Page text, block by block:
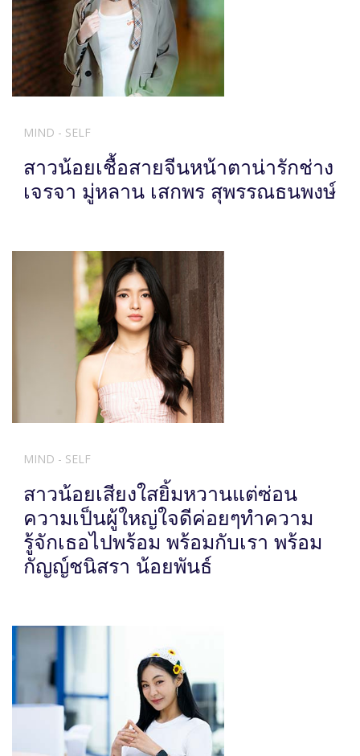
MIND - SELF
สาวน้อยเชื้อสายจีนหน้าตาน่ารักช่าง
เจรจา มู่หลาน เสกพร สุพรรณธนพงษ์
MIND - SELF
สาวน้อยเสียงใสยิ้มหวานแต่ซ่อน
ความเป็นผู้ใหญ่ใจดีค่อยๆทำความ
รู้จักเธอไปพร้อม พร้อมกับเรา พร้อม
กัญญ์ชนิสรา น้อยพันธ์